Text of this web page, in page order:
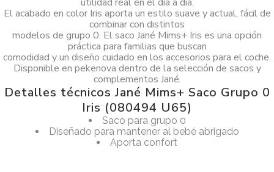
El acabado en color Iris aporta un estilo suave y actual, fácil de
combinar con distintos
modelos de grupo 0. El saco Jané Mims+ Iris es una opción
práctica para familias que buscan
comodidad y un diseño cuidado en los accesorios para el coche.
Disponible en pekenova dentro de la selección de sacos y
complementos Jané.
Detalles técnicos Jané Mims+ Saco Grupo 0
Iris (080494 U65)
Saco para grupo 0
Diseñado para mantener al bebé abrigado
Aporta confort